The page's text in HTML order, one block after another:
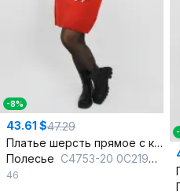
-8%
43.61 $47.29
Платье шерсть прямое с круглым вырезом и отложным воротником
Полесье С4753-20 0С2194-Д43 164 св.терракот
46